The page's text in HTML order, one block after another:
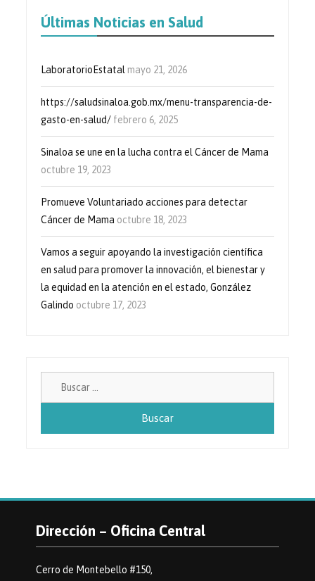
Últimas Noticias en Salud
LaboratorioEstatal mayo 21, 2026
https://saludsinaloa.gob.mx/menu-transparencia-de-
gasto-en-salud/ febrero 6, 2025
Sinaloa se une en la lucha contra el Cáncer de Mama
octubre 19, 2023
Promueve Voluntariado acciones para detectar
Cáncer de Mama octubre 18, 2023
Vamos a seguir apoyando la investigación científica
en salud para promover la innovación, el bienestar y
la equidad en la atención en el estado, González
Galindo octubre 17, 2023
Dirección – Oficina Central
Cerro de Montebello #150,